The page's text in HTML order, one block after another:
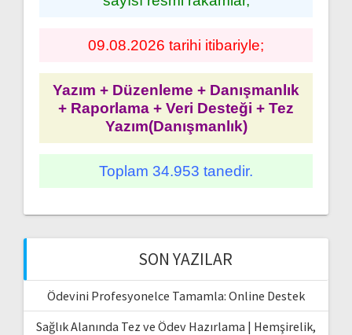
09.08.2026 tarihi itibariyle;
Yazım + Düzenleme + Danışmanlık
+ Raporlama + Veri Desteği + Tez
Yazım(Danışmanlık)
Toplam 34.953 tanedir.
SON YAZILAR
Ödevini Profesyonelce Tamamla: Online Destek
Sağlık Alanında Tez ve Ödev Hazırlama | Hemşirelik,